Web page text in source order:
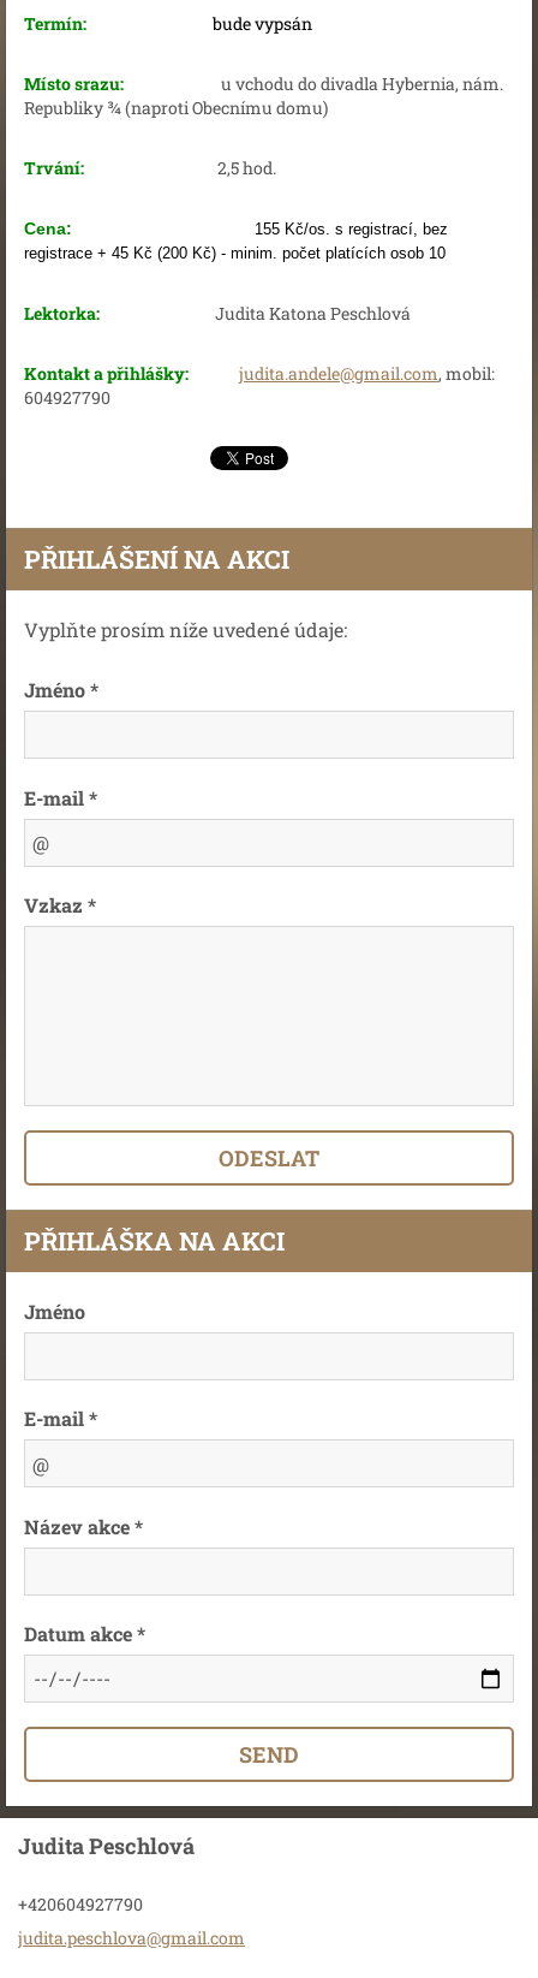
Termín: bude vypsán
Místo srazu: u vchodu do divadla Hybernia, nám.
Republiky ¾ (naproti Obecnímu domu)
Trvání: 2,5 hod.
Cena:
155 Kč/os. s registrací, bez
registrace + 45 Kč (200 Kč) - minim. počet platících osob 10
Lektorka: Judita Katona Peschlová
Kontakt a přihlášky: judita.andele@gmail.com, mobil:
604927790
PŘIHLÁŠENÍ NA AKCI
Vyplňte prosím níže uvedené údaje:
Jméno *
E-mail *
Vzkaz *
PŘIHLÁŠKA NA AKCI
Jméno
E-mail *
Název akce *
Datum akce *
Judita Peschlová
+420604927790
judita.peschlova@gmail.com